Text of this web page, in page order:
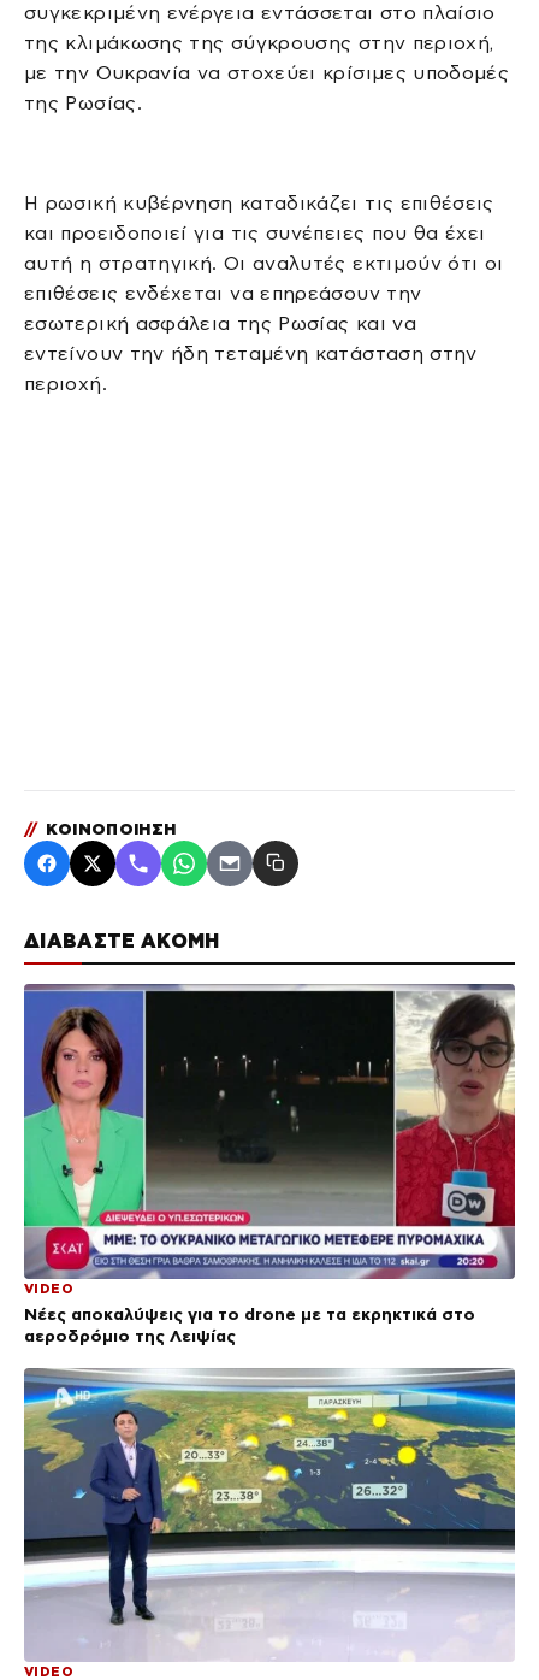
ΔΙΑΒΑΣΤΕ ΑΚΟΜΗ
VIDEO
Νέες αποκαλύψεις για το drone με τα εκρηκτικά στο
αεροδρόμιο της Λειψίας
VIDEO
συγκεκριμένη ενέργεια εντάσσεται στο πλαίσιο
της κλιμάκωσης της σύγκρουσης στην περιοχή,
με την Ουκρανία να στοχεύει κρίσιμες υποδομές
της Ρωσίας.
Η ρωσική κυβέρνηση καταδικάζει τις επιθέσεις
και προειδοποιεί για τις συνέπειες που θα έχει
αυτή η στρατηγική. Οι αναλυτές εκτιμούν ότι οι
επιθέσεις ενδέχεται να επηρεάσουν την
εσωτερική ασφάλεια της Ρωσίας και να
εντείνουν την ήδη τεταμένη κατάσταση στην
περιοχή.
// ΚΟΙΝΟΠΟΙΗΣΗ